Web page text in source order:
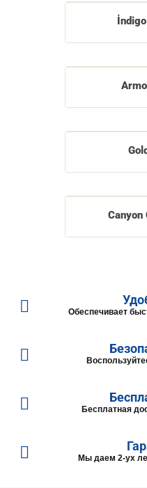
Обеспечивает
Бесплатная
Мы даем 2-ух